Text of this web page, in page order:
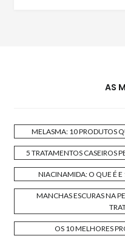
AS
MELASMA: 10 PRODUTOS
5 TRATAMENTOS CASEIROS
NIACINAMIDA: O QUE É E
MANCHAS ESCURAS NA
OS 10 MELHORES